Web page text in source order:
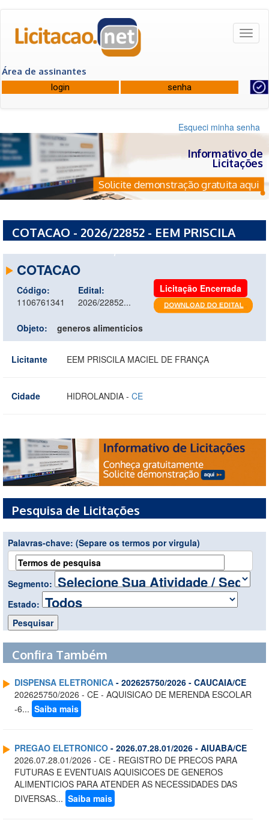
Área de assinantes
Esqueci minha senha
Informativo de
Licitações
Solicite demonstração gratuita aqui
COTACAO - 2026/22852 - EEM PRISCILA
COTACAO
Código:
1106761341
Edital:
2026/22852...
Licitação Encerrada
Objeto: generos alimenticios
Licitante EEM PRISCILA MACIEL DE FRANÇA
Cidade HIDROLANDIA - CE
Pesquisa de Licitações
Palavras-chave: (Separe os termos por virgula)
Segmento:
Estado:
Confira Também
DISPENSA ELETRONICA - 202625750/2026 - CAUCAIA/CE
202625750/2026 - CE - AQUISICAO DE MERENDA ESCOLAR
-6... Saiba mais
PREGAO ELETRONICO - 2026.07.28.01/2026 - AIUABA/CE
2026.07.28.01/2026 - CE - REGISTRO DE PRECOS PARA
FUTURAS E EVENTUAIS AQUISICOES DE GENEROS
ALIMENTICIOS PARA ATENDER AS NECESSIDADES DAS
DIVERSAS... Saiba mais